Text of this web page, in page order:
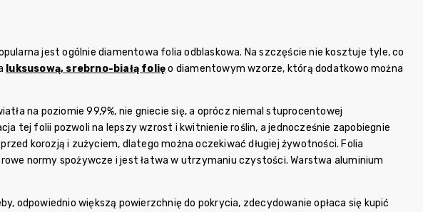
jest ogólnie diamentowa folia odblaskowa. Na szczęście nie kosztuje tyle, co
luksusową, srebrno-białą folięo diamentowym wzorze, którą dodatkowo można
na poziomie 99,9%, nie gniecie się, a oprócz niemal stuprocentowej
tej folii pozwoli na lepszy wzrost i kwitnienie roślin, a jednocześnie zapobiegnie
korozją i zużyciem, dlatego można oczekiwać długiej żywotności. Folia
normy spożywcze i jest łatwa w utrzymaniu czystości. Warstwa aluminium
odpowiednio większą powierzchnię do pokrycia, zdecydowanie opłaca się kupić